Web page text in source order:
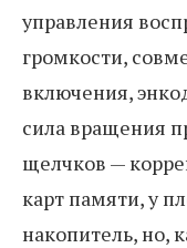
управления
громкости,
включения,
сила вращения
щелчков —
карт памяти, у
накопитель, но,